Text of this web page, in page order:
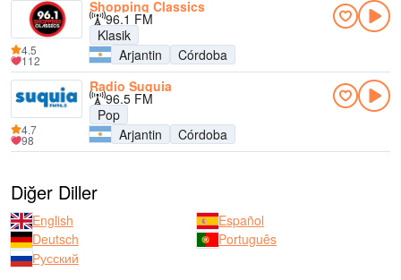
Shopping Classics
96.1 FM
Klasik
Arjantin
Córdoba
4.5
112
Radio Suquia
96.5 FM
Pop
Arjantin
Córdoba
4.7
98
Diğer Diller
English
Español
Deutsch
Português
Русский